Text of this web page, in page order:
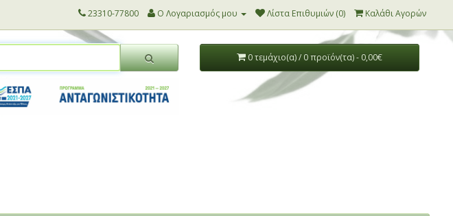
23310-77800 Ο Λογαριασμός μου Λίστα Επιθυμιών (0) Καλάθι Αγορών
0 τεμάχιο(α) / 0 προϊόν(τα) - 0,00€